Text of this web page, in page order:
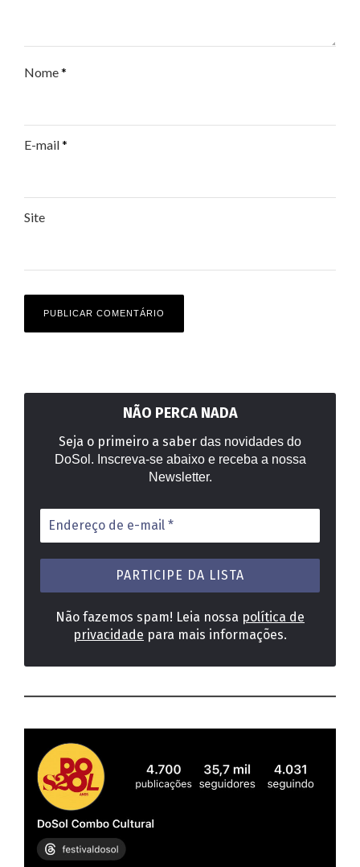
Nome*
E-mail*
Site
NÃO PERCA NADA
Seja o primeiro a saber das novidades do
DoSol. Inscreva-se abaixo e receba a nossa
Newsletter.
Endereço
de
e-
mail
Não fazemos spam! Leia nossa política de
privacidade para mais informações.